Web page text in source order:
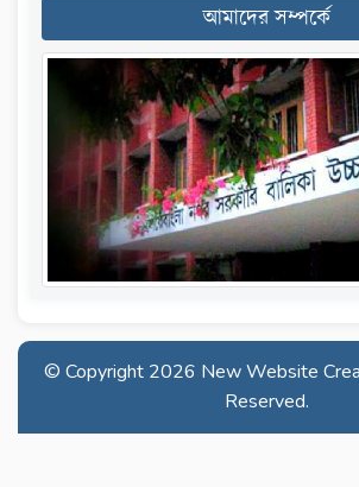
আমাদের সম্পর্কে
© Copyright 2026 New Website
Reserved.